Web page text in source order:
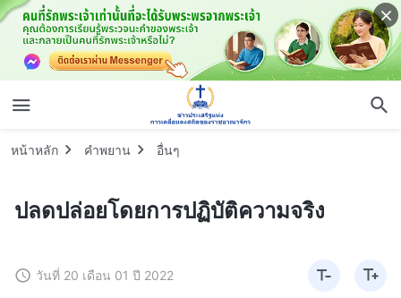
หน้าหลัก คำพยาน อื่นๆ
ปลดปล่อยโดยการปฏิบัติความจริง
วันที่ 20 เดือน 01 ปี 2022